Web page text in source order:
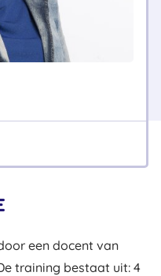
een docent van
training bestaat uit: 4